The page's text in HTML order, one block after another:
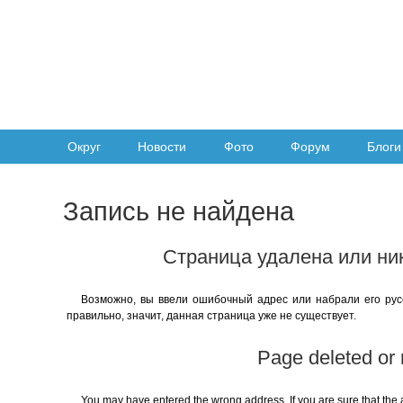
Округ Новости Фото Форум Блоги
Запись не найдена
Страница удалена или
Возможно, вы ввели ошибочный адрес или набрали его
правильно, значит, данная страница уже не существует.
Page deleted or
You may have entered the wrong address. If you are sure that